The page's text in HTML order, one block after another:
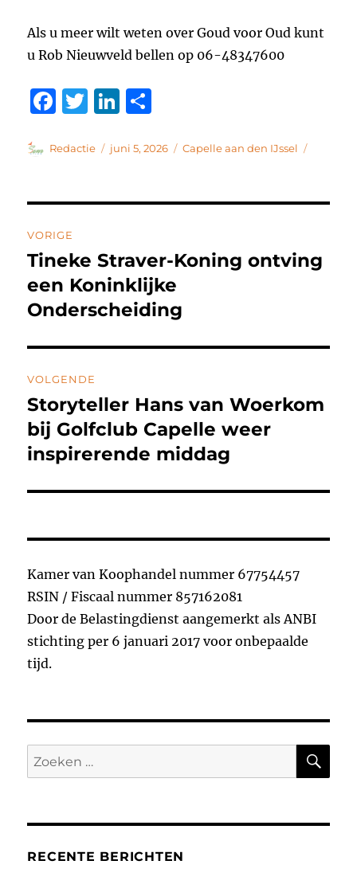
Als u meer wilt weten over Goud voor Oud kunt
u Rob Nieuwveld bellen op 06-48347600
F
c
b
o
o
k
T
it
r
Li
k
d
n
e
Auteur
Redactie
Geplaatst
juni 5, 2026 Categorieën
Capelle aan den IJssel
navigatie
VORIGE
Vorig
bericht:
Tineke Straver-Koning ontving
een Koninklijke
Onderscheiding
VOLGENDE
Volgend
bericht:
Storyteller Hans van Woerkom
bij Golfclub Capelle weer
inspirerende middag
Kamer van Koophandel nummer 67754457
RSIN / Fiscaal nummer 857162081
Door de Belastingdienst aangemerkt als ANBI
stichting per 6 januari 2017 voor onbepaalde
tijd.
Zoeken
naar:
RECENTE BERICHTEN